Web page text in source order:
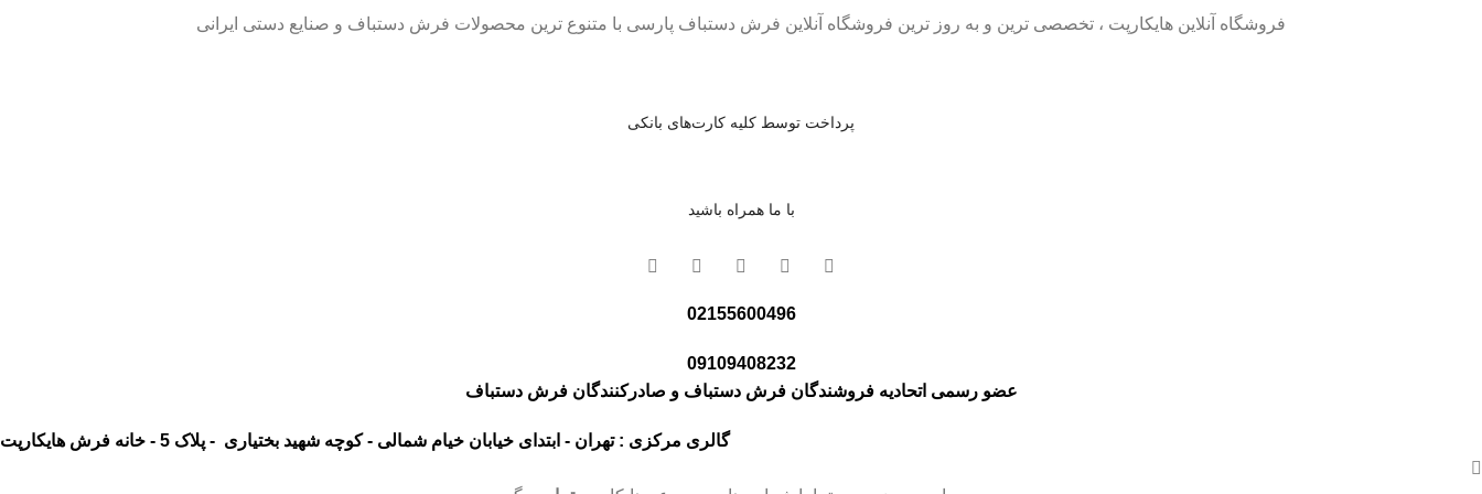
فروشگاه آنلاین هایکارپت ، تخصصی ترین و به روز ترین فروشگاه آنلاین فرش دستباف پارسی با متنوع ترین محصولات فرش دستباف و صنایع دستی ایرانی
پرداخت توسط کلیه کارت‌های بانکی
با ما همراه باشید
02155600496
09109408232
عضو رسمی اتحادیه فروشندگان فرش دستباف و صادرکنندگان فرش دستباف
گالری مرکزی : تهران - ابتدای خیابان خیام شمالی - کوچه شهید بختیاری - پلاک 5 - خانه فرش هایکارپت